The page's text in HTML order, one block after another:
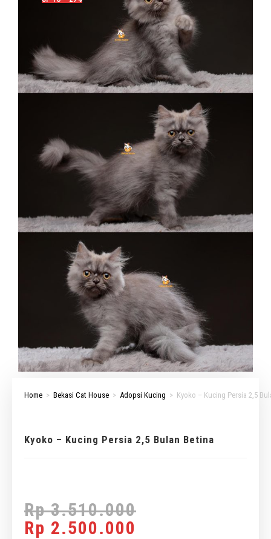
Home > Bekasi Cat House > Adopsi Kucing > Kyoko – Kucing Persia 2,5
Kyoko – Kucing Persia 2,5 Bulan Betina
Rp3.510.000
Rp 2.500.000